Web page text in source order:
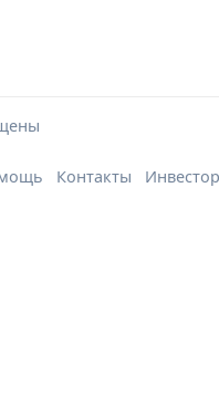
Контакты